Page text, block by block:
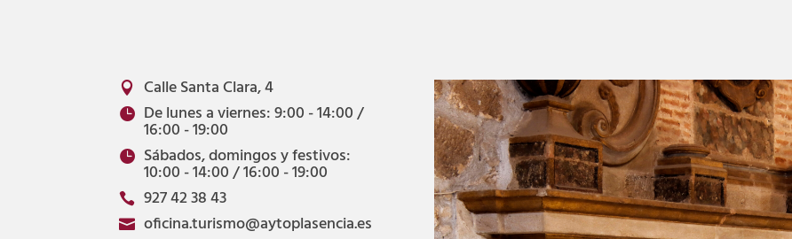
 Calle Santa Clara, 4
 De lunes a viernes: 9:00 - 14:00 /
16:00 - 19:00
 Sábados, domingos y festivos:
10:00 - 14:00 / 16:00 - 19:00
 927 42 38 43
 oficina.turismo@aytoplasencia.es